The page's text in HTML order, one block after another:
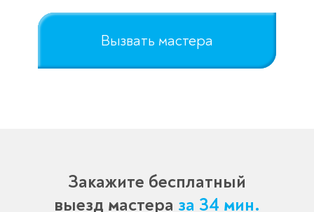
Вызвать мастера
Закажите бесплатный
выезд мастера за 34 мин.